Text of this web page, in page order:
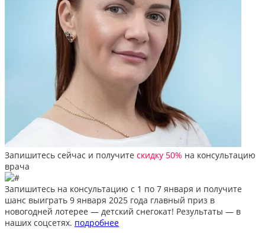
Запишитесь сейчас и получите скидку 50% на консультацию
врача
Запишитесь на консультацию с 1 по 7 января и получите
шанс выиграть 9 января 2025 года главный приз в
новогодней лотерее — детский снегокат! Результаты — в
наших соцсетях. подробнее